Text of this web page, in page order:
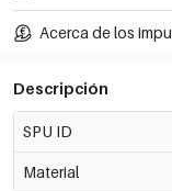
Acerca de los
Descripción
SPU ID
Material